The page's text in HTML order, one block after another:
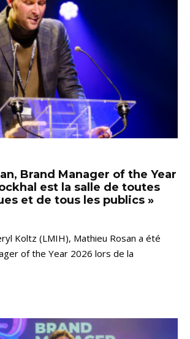
Brand Manager of the Year
est la salle de toutes
et de tous les publics »
Koltz (LMIH), Mathieu Rosan a été
of the Year 2026 lors de la